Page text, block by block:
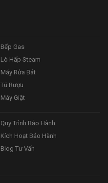
Bếp Gas
Lò Hấp Steam
Máy Rửa Bát
Tủ Rượu
Máy Giặt
Quy Trình Bảo Hành
Kích Hoạt Bảo Hành
Blog Tư Vấn